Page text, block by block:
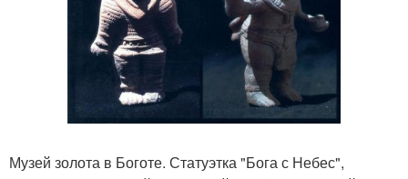
Музей золота в Боготе. Статуэтка "Бога с Небес",